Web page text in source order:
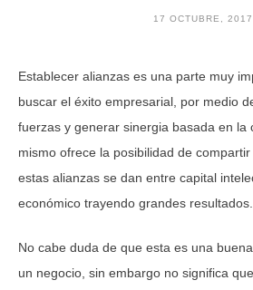
17 OCTUBRE, 2017
Establecer alianzas es una parte muy
buscar el éxito empresarial, por medio
fuerzas y generar sinergia basada en la
mismo ofrece la posibilidad de
estas alianzas se dan entre capital
económico trayendo grandes resultados.
No cabe duda de que esta es una
un negocio, sin embargo no significa